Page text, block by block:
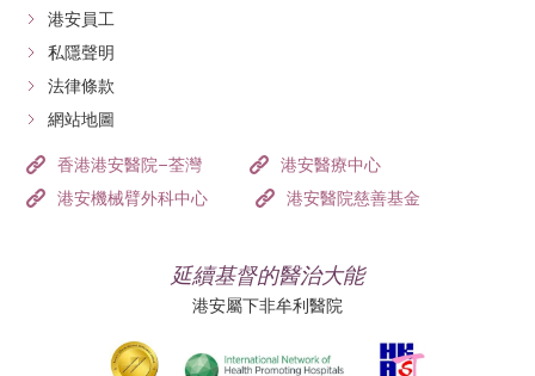
港安員工
私隱聲明
法律條款
網站地圖
香港港安醫院–荃灣
港安醫療中心
港安機械臂外科中心
港安醫院慈善基金
延續基督的醫治大能
港安屬下非牟利醫院